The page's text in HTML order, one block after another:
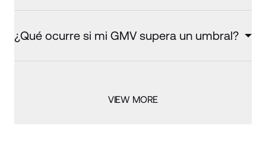
¿Qué ocurre si mi GMV supera un umbral?
VIEW MORE